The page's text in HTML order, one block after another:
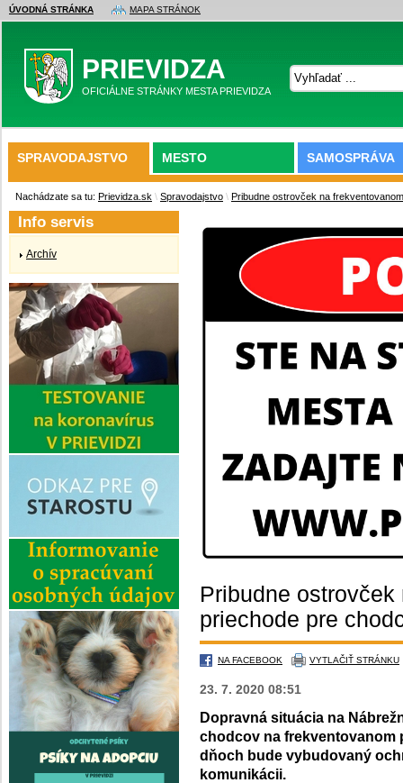
ÚVODNÁ STRÁNKA MAPA STRÁNOK
PRIEVIDZA
OFICIÁLNE STRÁNKY MESTA PRIEVIDZA
SPRAVODAJSTVO MESTO SAMOSPRÁVA
Nachádzate sa tu: Prievidza.sk \ Spravodajstvo \ Pribudne ostrovček na
Pribudne
priechode pre
NA FACEBOOK VYTLAČIŤ STRÁNKU
23. 7. 2020 08:51
Dopravná situácia na
chodcov na frekventovanom
dňoch bude vybudovaný
komunikácii.
Info servis
Archív